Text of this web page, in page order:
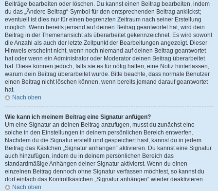
Beiträge bearbeiten oder löschen. Du kannst einen Beitrag bearbeiten, indem
du das „Ändere Beitrag“-Symbol für den entsprechenden Beitrag anklickst;
eventuell ist dies nur für einen begrenzten Zeitraum nach seiner Erstellung
möglich. Wenn bereits jemand auf deinen Beitrag geantwortet hat, wird dein
Beitrag in der Themenansicht als überarbeitet gekennzeichnet. Es wird sowohl
die Anzahl als auch der letzte Zeitpunkt der Bearbeitungen angezeigt. Dieser
Hinweis erscheint nicht, wenn noch niemand auf deinen Beitrag geantwortet
hat oder wenn ein Administrator oder Moderator deinen Beitrag überarbeitet
hat. Diese können jedoch, falls sie es für nötig halten, eine Notiz hinterlassen,
warum dein Beitrag überarbeitet wurde. Bitte beachte, dass normale Benutzer
einen Beitrag nicht löschen können, wenn bereits jemand darauf geantwortet
hat.
Nach oben
Wie kann ich meinem Beitrag eine Signatur anfügen?
Um eine Signatur an deinen Beitrag anzufügen, musst du zunächst eine
solche in den Einstellungen in deinem persönlichen Bereich entwerfen.
Nachdem du die Signatur erstellt und gespeichert hast, kannst du in jedem
Beitrag das Kästchen „Signatur anhängen“ aktivieren. Du kannst eine Signatur
auch hinzufügen, indem du in deinem persönlichen Bereich das
standardmäßige Anhängen deiner Signatur aktivierst. Wenn du einen
einzelnen Beitrag dennoch ohne Signatur verfassen möchtest, so kannst du
dort einfach das Kontrollkästchen „Signatur anhängen“ wieder deaktivieren.
Nach oben